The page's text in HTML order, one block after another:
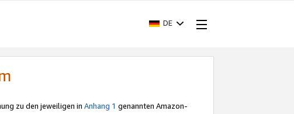
DE
zu den jeweiligen in Anhang 1 genannten Amazon-